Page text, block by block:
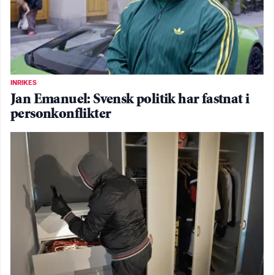
INRIKES
Jan Emanuel: Svensk politik har fastnat i
personkonflikter